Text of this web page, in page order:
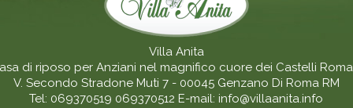
Villa Anita
di riposo per Anziani nel magnifico cuore dei Castelli
V. Secondo Stradone Muti 7 - 00045 Genzano Di Roma RM
Tel: 069370519 069370512 E-mail: info@villaanita.info